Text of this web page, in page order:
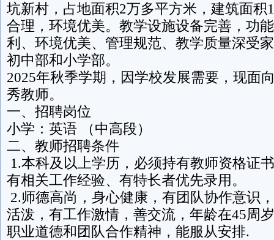
坑新村，占地面积2万多平方米，建筑面积
合理，环境优美。教学设施设备完善，功
利、环境优美、管理规范、教学质量深受
初中部和小学部。
2025年秋季学期，因学校发展需要，现面
秀教师。
一、招聘岗位
小学：英语 （中高段）
二、教师招聘条件
1.本科及以上学历，必须持有教师资格证
有相关工作经验、有特长者优先录用。
2.师德高尚，身心健康，有团队协作意识
活泼，有工作激情，善交流，年龄在45周
职业道德和团队合作精神，能服从安排.